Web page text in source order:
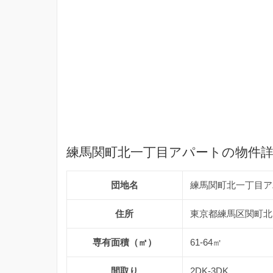
練馬関町北一丁目アパートの物件
団地名 練馬関町北一丁目
住所 東京都練馬区関町
専有面積（㎡） 61-64㎡
間取り 2DK-3DK